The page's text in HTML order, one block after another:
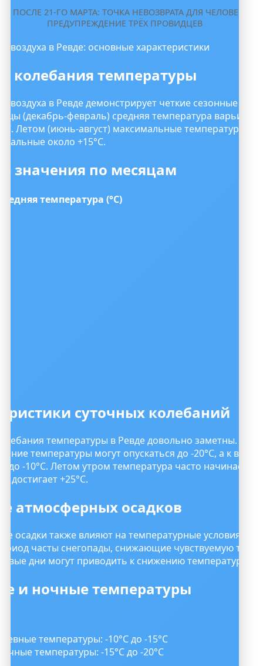
ПОСЛЕ 21-ГО МАРТА: ТОЧКА НЕВОЗВРАТА ДЛЯ
ПРЕДУПРЕЖДЕНИЕ ТРЁХ ПРОВИДЦЕВ
воздуха в Ревде: основные характеристики
колебания температуры
воздуха в Ревде демонстрирует четкие сезонные
(декабрь-февраль) средняя температура
Летом (июнь-август) максимальные температуры
около +15°C.
значения по месяцам
температура (°C)
суточных колебаний
температуры в Ревде довольно заметны. В
температуры могут опускаться до -20°C, а к
до -10°C. Летом утром температура часто начинается
достигает +25°C.
атмосферных осадков
осадки также влияют на температурные условия. В
часты снегопады, снижающие чувствуемую
дни могут приводить к снижению температуры
и ночные температуры
температуры: -10°C до -15°C
температуры: -15°C до -20°C